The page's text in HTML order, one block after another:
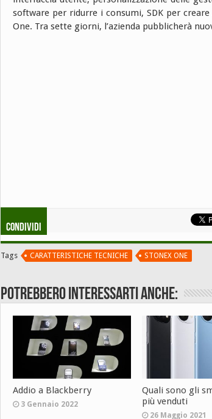
software per ridurre i consumi, SDK per
One. Tra sette giorni, l’azienda pubblicherà
Condividi
Tags CARATTERISTICHE TECNICHE STONEX ONE
Potrebbero interessarti anche:
Addio a Blackberry
3 Gennaio 2022
Quali sono gli
più venduti
26 Maggio 2021